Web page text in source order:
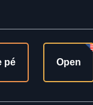
pé Open